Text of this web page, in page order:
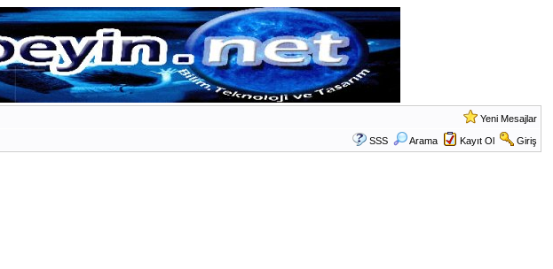
Yeni Mesajlar
SSS Arama Kayıt Ol Giriş